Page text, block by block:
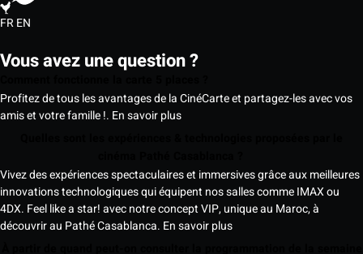
FREN
Vous avez une question ?
Profitez de tous les avantages de la CinéCarte et partagez-les avec vos
amis et votre famille !. En savoir plus
Vivez des expériences spectaculaires et immersives grâce aux meilleures
innovations technologiques qui équipent nos salles comme IMAX ou
4DX. Feel like a star! avec notre concept VIP, unique au Maroc, à
découvrir au Pathé Casablanca. En savoir plus